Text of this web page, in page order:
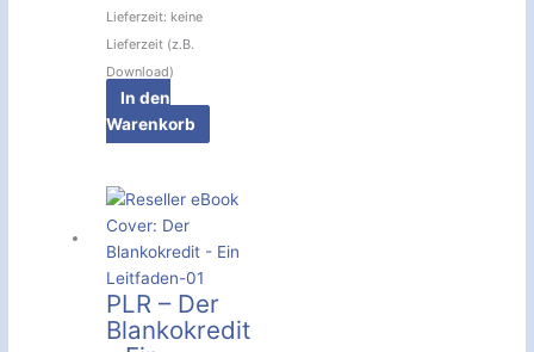
Lieferzeit: keine
Lieferzeit (z.B.
Download)
In den
Warenkorb
PLR – Der
Blankokredit